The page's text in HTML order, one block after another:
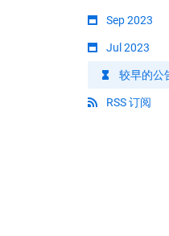
Sep 2023
Jul 2023
较早的公
RSS 订阅